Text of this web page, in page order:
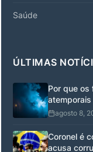
Saúde
ÚLTIMAS
Por que os
agosto 8,
Coronel é
acusa